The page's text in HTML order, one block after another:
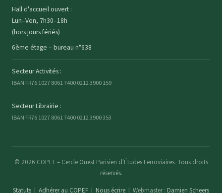
Hall d'accueil ouvert :
Lun–Ven, 7h30–18h
(hors jours fériés)
6ème étage – bureau n°638
Secteur Activités :
IBAN FR76 1027 8061 7400 0212 3900 159
Secteur Librairie :
IBAN FR76 1027 8061 7400 0212 3900 353
© 2026 COPEF – Cercle Ouest Parisien d'Études Ferroviaires. Tous droits
réservés.
Statuts
Adhérer au COPEF Nous écrire Webmaster : Damien Scheers